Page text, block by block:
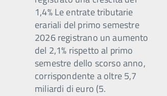
1,4% Le entrate tributarie
erariali del primo semestre
2026 registrano un aumento
del 2,1% rispetto al primo
semestre dello scorso anno,
corrispondente a oltre 5,7
miliardi di euro (5.